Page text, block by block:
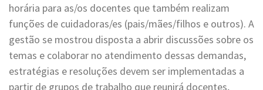
horária para as/os docentes que também realizam
funções de cuidadoras/es (pais/mães/filhos e outros). A
gestão se mostrou disposta a abrir discussões sobre os
temas e colaborar no atendimento dessas demandas,
estratégias e resoluções devem ser implementadas a
partir de grupos de trabalho que reunirá docentes,